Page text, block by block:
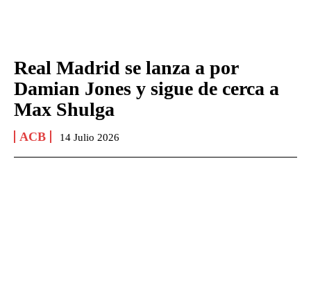
Real Madrid se lanza a por
Damian Jones y sigue de cerca a
Max Shulga
ACB 14 Julio 2026